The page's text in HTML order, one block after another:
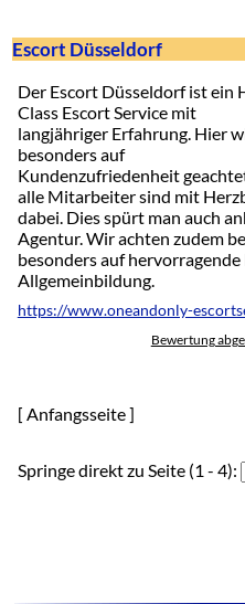
Escort Düsseldorf
Der Escort Düsseldorf ist ein
Class Escort Service mit
langjähriger Erfahrung. Hier
besonders auf
Kundenzufriedenheit
alle Mitarbeiter sind mit
dabei. Dies spürt man auch
Agentur. Wir achten zudem
besonders auf
Allgemeinbildung.
https://www.oneandonly-
Bewertung
[ Anfangsseite ]
Springe direkt zu Seite (1 - 4):